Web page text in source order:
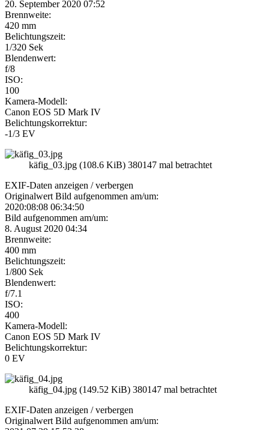
20. September 2020 07:52
Brennweite:
420 mm
Belichtungszeit:
1/320 Sek
Blendenwert:
f/8
ISO:
100
Kamera-Modell:
Canon EOS 5D Mark IV
Belichtungskorrektur:
-1/3 EV
käfig_03.jpg (108.6 KiB) 380147 mal betrachtet
EXIF-Daten anzeigen / verbergen
Originalwert Bild aufgenommen am/um:
2020:08:08 06:34:50
Bild aufgenommen am/um:
8. August 2020 04:34
Brennweite:
400 mm
Belichtungszeit:
1/800 Sek
Blendenwert:
f/7.1
ISO:
400
Kamera-Modell:
Canon EOS 5D Mark IV
Belichtungskorrektur:
0 EV
käfig_04.jpg (149.52 KiB) 380147 mal betrachtet
EXIF-Daten anzeigen / verbergen
Originalwert Bild aufgenommen am/um: